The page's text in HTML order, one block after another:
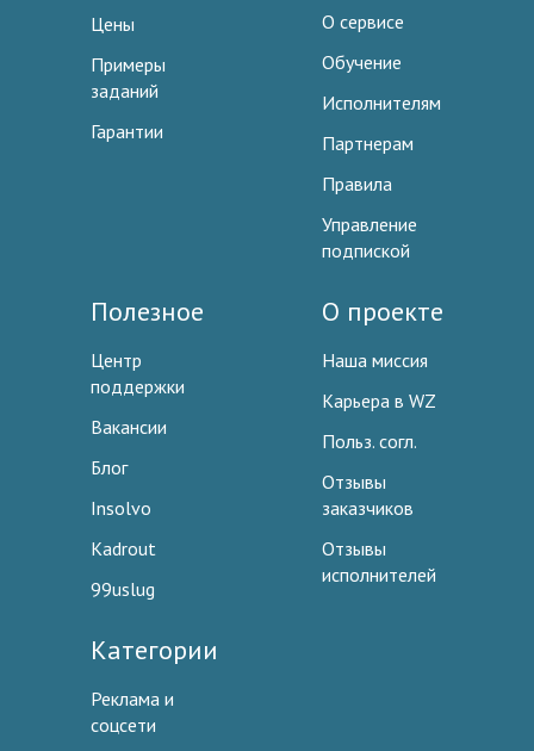
Цены
Примеры
заданий
Гарантии
О сервисе
Обучение
Исполнителям
Партнерам
Правила
Управление
подпиской
Полезное
Центр
поддержки
Вакансии
Блог
Insolvo
Kadrout
99uslug
О проекте
Наша миссия
Карьера в WZ
Польз. согл.
Отзывы
заказчиков
Отзывы
исполнителей
Категории
Реклама и
соцсети